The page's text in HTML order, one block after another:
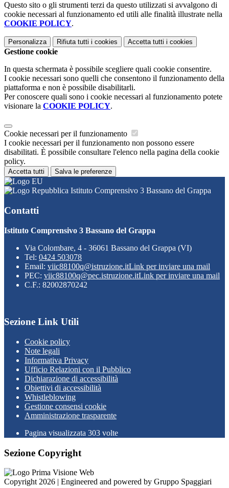
Questo sito o gli strumenti terzi da questo utilizzati si avvalgono di
cookie necessari al funzionamento ed utili alle finalità illustrate nella
COOKIE POLICY.
Personalizza Rifiuta tutti i cookies Accetta tutti i cookies
Gestione cookie
In questa schermata è possibile scegliere quali cookie consentire.
I cookie necessari sono quelli che consentono il funzionamento della
piattaforma e non è possibile disabilitarli.
Per conoscere quali sono i cookie necessari al funzionamento potete
visionare la COOKIE POLICY.
Cookie necessari per il funzionamento
I cookie necessari per il funzionamento non possono essere
disabilitati. È possibile consultare l'elenco nella pagina della cookie
policy.
Accetta tutti Salva le preferenze
Istituto Comprensivo 3 Bassano del Grappa
Contatti
Istituto Comprensivo 3 Bassano del Grappa
Via Colombare, 4 - 36061 Bassano del Grappa (VI)
Tel: 0424 503078
Email: viic88100q@istruzione.itLink per inviare una mail
PEC: viic88100q@pec.istruzione.itLink per inviare una mail
C.F.: 82002870242
Sezione Link Utili
Cookie policy
Note legali
Informativa Privacy
Ufficio Relazioni con il Pubblico
Dichiarazione di accessibilità
Obiettivi di accessibilità
Whistleblowing
Gestione consensi cookie
Amministrazione trasparente
Pagina visualizzata 303 volte
Sezione Copyright
Copyright 2026 | Engineered and powered by Gruppo Spaggiari